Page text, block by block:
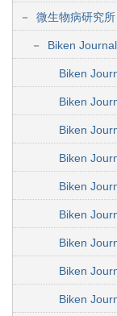
微生物病研究所
Biken Journal
Biken
Biken
Biken
Biken
Biken
Biken
Biken
Biken
Biken